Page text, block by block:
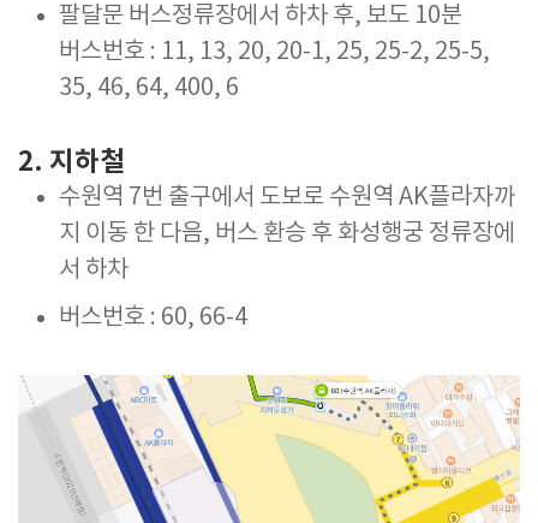
팔달문 버스정류장에서 하차 후, 보도 10분
버스번호 : 11, 13, 20, 20-1, 25, 25-2, 25-5,
35, 46, 64, 400, 6
2. 지하철
수원역 7번 출구에서 도보로 수원역 AK플라자까
지 이동 한 다음, 버스 환승 후 화성행궁 정류장에
서 하차
버스번호 : 60, 66-4